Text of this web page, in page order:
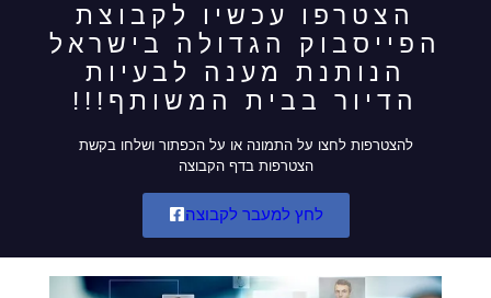
הצטרפו עכשיו לקבוצת
הפייסבוק הגדולה בישראל
הנותנת מענה לבעיות
הדיור בבית המשותף!!!
להצטרפות לחצו על התמונה או על הכפתור ושלחו בקשת
הצטרפות בדף הקבוצה
לחץ למעבר לקבוצה